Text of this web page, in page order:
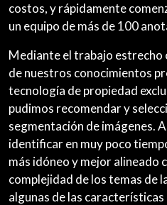
costos, y rápidamente
un equipo de más de 100
Mediante el trabajo estrecho
de nuestros conocimientos
tecnología de propiedad
pudimos recomendar y
segmentación de imágenes.
identificar en muy poco
más idóneo y mejor alineado
complejidad de los temas de
algunas de las características